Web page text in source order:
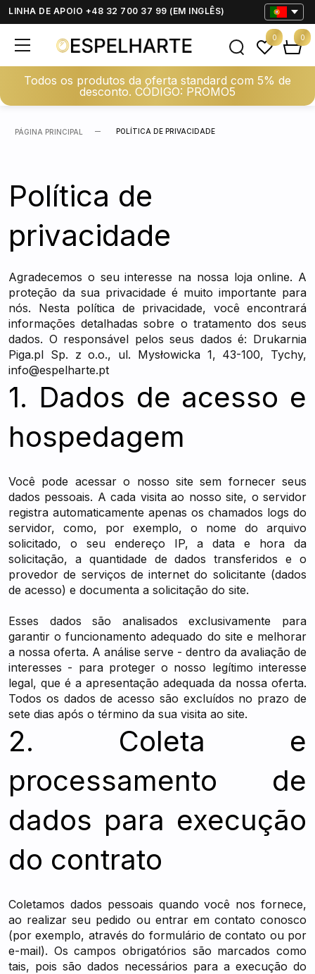
LINHA DE APOIO +48 32 700 37 99 (EM INGLÊS)
Todos os produtos da oferta standard com 5% de
desconto. CÓDIGO: PROMO5
0 0
PÁGINA PRINCIPAL POLÍTICA DE PRIVACIDADE
Política de
privacidade
Agradecemos o seu interesse na nossa loja online. A
proteção da sua privacidade é muito importante para
nós. Nesta política de privacidade, você encontrará
informações detalhadas sobre o tratamento dos seus
dados. O responsável pelos seus dados é: Drukarnia
Piga.pl Sp. z o.o., ul. Mysłowicka 1, 43-100, Tychy,
info@espelharte.pt
1. Dados de acesso e
hospedagem
Você pode acessar o nosso site sem fornecer seus
dados pessoais. A cada visita ao nosso site, o servidor
registra automaticamente apenas os chamados logs do
servidor, como, por exemplo, o nome do arquivo
solicitado, o seu endereço IP, a data e hora da
solicitação, a quantidade de dados transferidos e o
provedor de serviços de internet do solicitante (dados
de acesso) e documenta a solicitação do site.
Esses dados são analisados exclusivamente para
garantir o funcionamento adequado do site e melhorar
a nossa oferta. A análise serve - dentro da avaliação de
interesses - para proteger o nosso legítimo interesse
legal, que é a apresentação adequada da nossa oferta.
Todos os dados de acesso são excluídos no prazo de
sete dias após o término da sua visita ao site.
2. Coleta e
processamento de
dados para execução
do contrato
Coletamos dados pessoais quando você nos fornece,
ao realizar seu pedido ou entrar em contato conosco
(por exemplo, através do formulário de contato ou por
e-mail). Os campos obrigatórios são marcados como
tais, pois são dados necessários para a execução do